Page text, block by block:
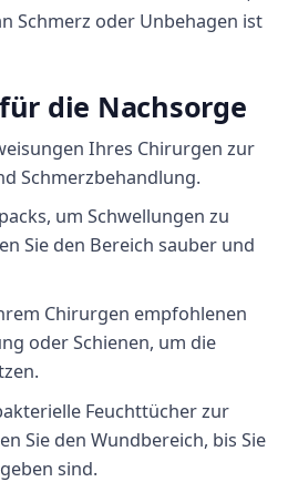
Schmerz oder Unbehagen ist
die Nachsorge
Ihres Chirurgen zur
Schmerzbehandlung.
um Schwellungen zu
Sie den Bereich sauber und
Chirurgen empfohlenen
oder Schienen, um die
Feuchttücher zur
Sie den Wundbereich, bis Sie
sind.